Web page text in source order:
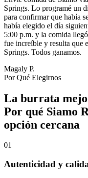
Springs. Lo programé un
para confirmar que había
había elegido el día
5:00 p.m. y la comida
fue increíble y resulta que
Springs. Todos ganamos.
Magaly P.
Por Qué Elegirnos
La burrata
Por qué Siamo
opción cercana
01
Autenticidad y